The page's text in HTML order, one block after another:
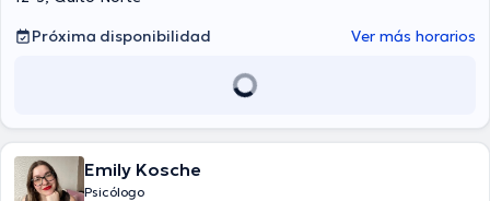
Próxima disponibilidad
Ver más horarios
Emily Kosche
Psicólogo